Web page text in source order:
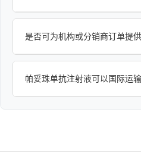
是否可为机构或分销商订单提
帕妥珠单抗注射液可以国际运输